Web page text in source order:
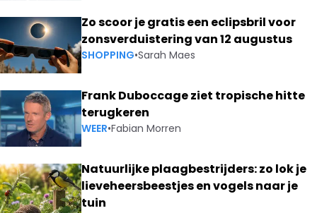
Zo scoor je gratis een eclipsbril voor
zonsverduistering van 12 augustus
SHOPPING•Sarah Maes
Frank Duboccage ziet tropische hitte
terugkeren
WEER•Fabian Morren
Natuurlijke plaagbestrijders: zo lok je
lieveheersbeestjes en vogels naar je
tuin